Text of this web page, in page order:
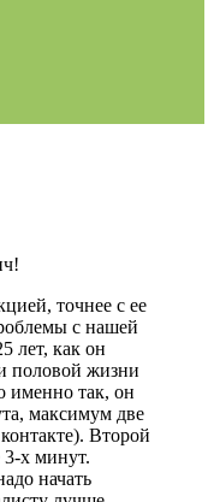
точнее с ее
с нашей
лет, как он
половой жизни
именно так, он
максимум две
Второй
3-х минут.
начать